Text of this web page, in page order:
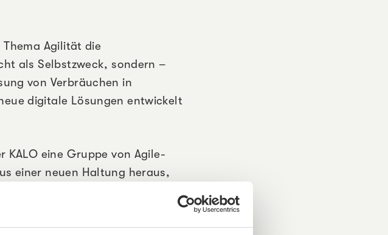
Agilität die
als Selbstzweck, sondern –
von Verbräuchen in
digitale Lösungen entwickelt
KALO eine Gruppe von Agile-
einer neuen Haltung heraus,
zwei von ihnen. Beide – auf